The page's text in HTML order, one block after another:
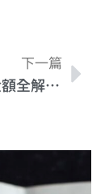
下一篇
機車貸款金額全解析！如何選擇最適合你的貸款方案？